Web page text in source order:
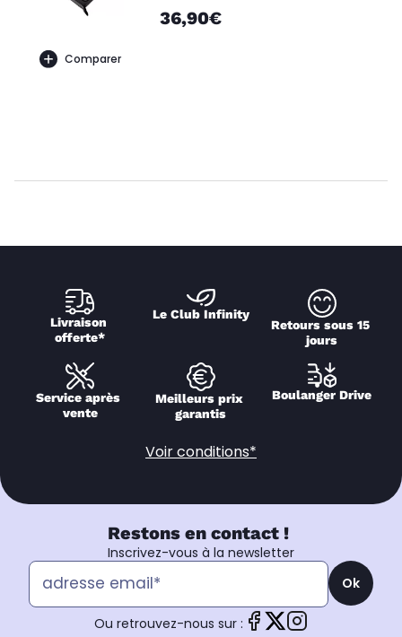
Comparer
36,90€
Livraison
offerte*
Le Club Infinity
Retours sous 15
jours
Service après
vente
Meilleurs prix
garantis
Boulanger Drive
Voir conditions*
Restons en contact !
Inscrivez-vous à la newsletter
Ok
Ou retrouvez-nous sur :